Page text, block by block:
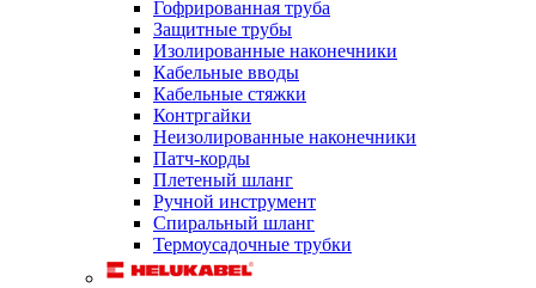
Гофрированная труба
Защитные трубы
Изолированные наконечники
Кабельные вводы
Кабельные стяжки
Контргайки
Неизолированные наконечники
Патч-корды
Плетеный шланг
Ручной инструмент
Спиральный шланг
Термоусадочные трубки